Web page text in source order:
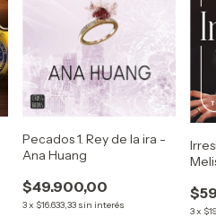
Pecados 1. Rey de la ira -
Ana Huang
$49.900,00
3x $16.633,33 sin interés
3x